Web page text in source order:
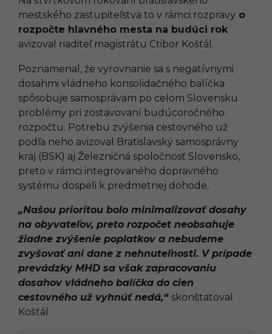
mestského zastupiteľstva to v rámci rozpravy o
rozpočte hlavného mesta na budúci rok
avizoval riaditeľ magistrátu Ctibor Košťál.
Poznamenal, že vyrovnanie sa s negatívnymi
dosahmi vládneho konsolidačného balíčka
spôsobuje samosprávam po celom Slovensku
problémy pri zostavovaní budúcoročného
rozpočtu. Potrebu zvýšenia cestovného už
podľa neho avizoval Bratislavský samosprávny
kraj (BSK) aj Železničná spoločnosť Slovensko,
preto v rámci integrovaného dopravného
systému dospeli k predmetnej dohode.
„Našou prioritou bolo minimalizovať dosahy
na obyvateľov, preto rozpočet neobsahuje
žiadne zvýšenie poplatkov a nebudeme
zvyšovať ani dane z nehnuteľnosti. V prípade
prevádzky MHD sa však zapracovaniu
dosahov vládneho balíčka do cien
cestovného už vyhnúť nedá,“ skonštatoval
Košťál.